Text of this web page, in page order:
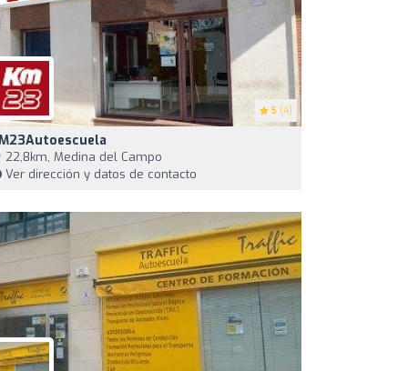
5 (4)
22,8km, Medina del Campo
Ver dirección y datos de contacto